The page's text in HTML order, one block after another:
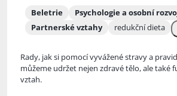
Beletrie
Psychologie a osobní
Partnerské vztahy
redukční dieta
Rady, jak si pomocí vyvážené stravy a
můžeme udržet nejen zdravé tělo, ale také
vztah.